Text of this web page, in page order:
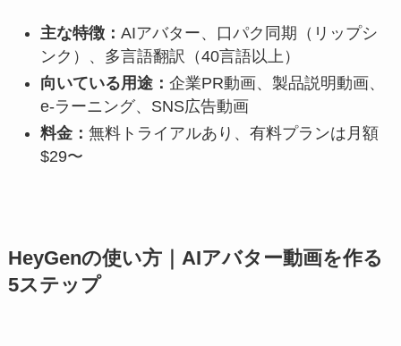
主な特徴： AIアバター、口パク同期（リップシ
ンク）、多言語翻訳（40言語以上）
向いている用途： 企業PR動画、製品説明動画、
e-ラーニング、SNS広告動画
料金： 無料トライアルあり、有料プランは月額
$29〜
HeyGenの使い方｜AIアバター動画を作る
5ステップ